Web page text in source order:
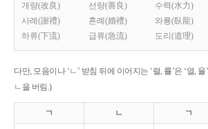
개량(改良) 선량(善良) 수력(水力)
사례(謝禮)
혼례(婚禮) 와룡(臥龍)
하류(下流)
급류(急流) 도리(道理)
다만, 모음이나 ‘ㄴ’ 받침 뒤에 이어지는 ‘렬, 률’은 ‘열,
ㄴ을 버림.)
ㄱ ㄴ ㄱ